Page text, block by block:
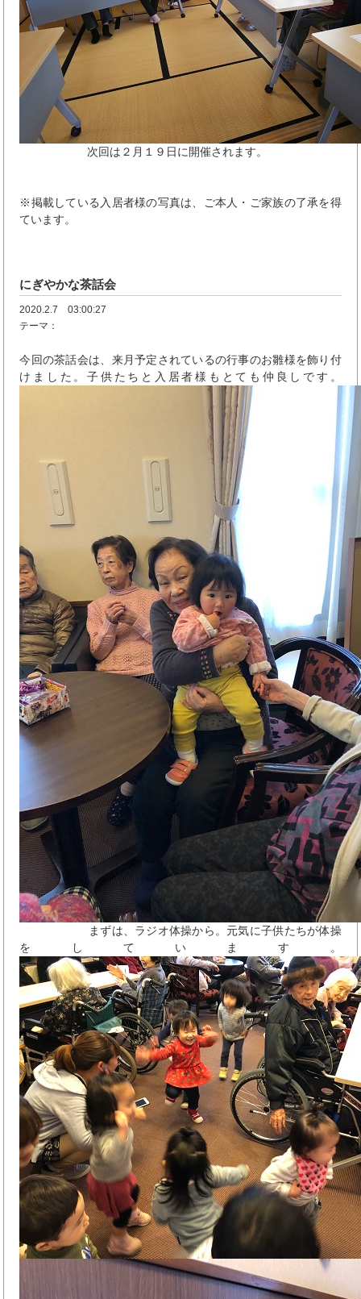
次回は２月１９日に開催されます。
※掲載している入居者様の写真は、ご本人・ご家族の了承を得
ています。
にぎやかな茶話会
2020.2.7 03:00:27
テーマ：
今回の茶話会は、来月予定されているの行事のお雛様を飾り付
けました。子供たちと入居者様もとても仲良しです。
まずは、ラジオ体操から。元気に子供たちが体操
をしています。